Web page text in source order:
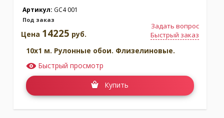
Артикул: GC4 001
Под заказ
Задать вопрос
Быстрый заказ
Цена 14225 руб.
10x1 м. Рулонные обои. Флизелиновые.
Быстрый просмотр
Купить